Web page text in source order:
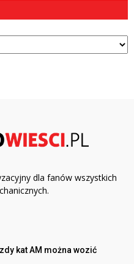
dla fanów wszystkich
kat AM można wozić